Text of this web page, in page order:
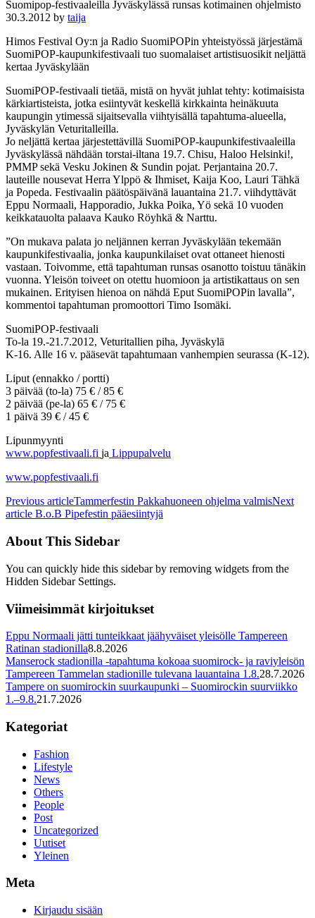
Suomipop-festivaaleilla Jyväskylässä runsas kotimainen ohjelmisto
30.3.2012 by taija
Himos Festival Oy:n ja Radio SuomiPOPin yhteistyössä järjestämä
SuomiPOP-kaupunkifestivaali tuo suomalaiset artistisuosikit neljättä
kertaa Jyväskylään
SuomiPOP-festivaali tietää, mistä on hyvät juhlat tehty: kotimaisista
kärkiartisteista, jotka esiintyvät keskellä kirkkainta heinäkuuta
kaupungin ytimessä sijaitsevalla viihtyisällä tapahtuma-alueella,
Jyväskylän Veturitalleilla.
Jo neljättä kertaa järjestettävillä SuomiPOP-kaupunkifestivaaleilla
Jyväskylässä nähdään torstai-iltana 19.7. Chisu, Haloo Helsinki!,
PMMP sekä Vesku Jokinen & Sundin pojat. Perjantaina 20.7.
lauteille nousevat Herra Ylppö & Ihmiset, Kaija Koo, Lauri Tähkä
ja Popeda. Festivaalin päätöspäivänä lauantaina 21.7. viihdyttävät
Eppu Normaali, Happoradio, Jukka Poika, Yö sekä 10 vuoden
keikkatauolta palaava Kauko Röyhkä & Narttu.
”On mukava palata jo neljännen kerran Jyväskylään tekemään
kaupunkifestivaalia, jonka kaupunkilaiset ovat ottaneet hienosti
vastaan. Toivomme, että tapahtuman runsas osanotto toistuu tänäkin
vuonna. Yleisön toiveet on otettu huomioon ja artistikattaus on sen
mukainen. Erityisen hienoa on nähdä Eput SuomiPOPin lavalla”,
kommentoi tapahtuman promoottori Timo Isomäki.
SuomiPOP-festivaali
To-la 19.-21.7.2012, Veturitallien piha, Jyväskylä
K-16. Alle 16 v. pääsevät tapahtumaan vanhempien seurassa (K-12).
Liput (ennakko / portti)
3 päivää (to-la) 75 € / 85 €
2 päivää (pe-la) 65 € / 75 €
1 päivä 39 € / 45 €
Lipunmyynti
www.popfestivaali.fi ja Lippupalvelu
www.popfestivaali.fi
Previous articleTammerfestin Pakkahuoneen ohjelma valmisNext
article B.o.B Pipefestin pääesiintyjä
About This Sidebar
You can quickly hide this sidebar by removing widgets from the
Hidden Sidebar Settings.
Viimeisimmät kirjoitukset
Eppu Normaali jätti tunteikkaat jäähyväiset yleisölle Tampereen
Ratinan stadionilla8.8.2026
Manserock stadionilla -tapahtuma kokoaa suomirock- ja raviyleisön
Tampereen Tammelan stadionille tulevana lauantaina 1.8.28.7.2026
Tampere on suomirockin suurkaupunki – Suomirockin suurviikko
1.–9.8.21.7.2026
Kategoriat
Fashion
Lifestyle
News
Others
People
Post
Uncategorized
Uutiset
Yleinen
Meta
Kirjaudu sisään